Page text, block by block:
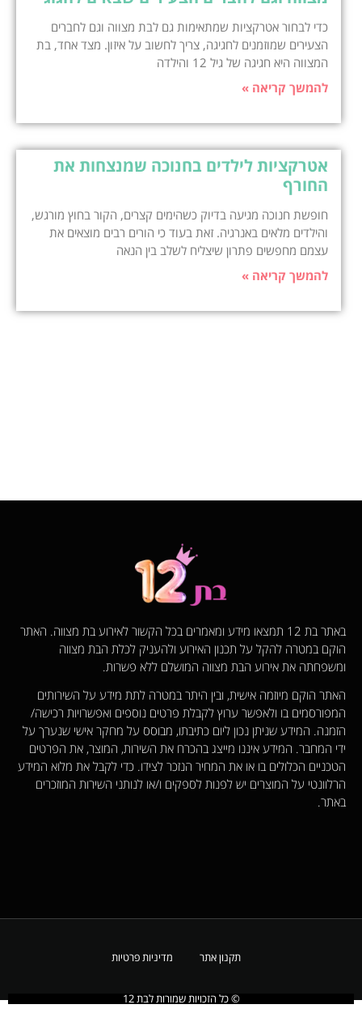
כדי לבחור אטרקציות שמתאימות גם לבת מצווה וגם לחברים
הצעירים שמוזמנים לחגיגה, צריך לחשוב על איזון. מצד אחד, בת
המצווה היא חגיגה של גיל 12 והילדה
להמשך קריאה »
אטרקציות לילדים בחנוכה שמנצחות את
החורף
חופשת חנוכה מגיעה בדיוק כשהימים קצרים, הקור בחוץ מורגש,
והילדים מלאים באנרגיה. זאת בעוד כי הורים רבים מוצאים את
עצמם מחפשים פתרון שיצליח לשלב בין הנאה
להמשך קריאה »
באתר בת 12 תמצאו מידע ומאמרים בכל הקשור לאירוע בת מצווה. האתר
הוקם במטרה להקל על תכנון האירוע ולהעניק לכלת הבת מצווה
ומשפחתה את אירוע הבת מצווה המושלם ללא פשרות.
האתר הוקם מיוזמה אישית, ובין היתר במטרה לתת מידע על השירותים
המפורסמים בו ולאפשר ערוץ לקבלת פרטים נוספים ואפשרויות רכישה/
הזמנה. המידע שניתן נכון ליום כתיבתו, מבוסס על מחקר אישי שנערך על
ידי המחבר. המידע איננו מייצג בהכרח את השירות, המוצר, את הפרטים
הטכניים הכלולים בו או את המחיר הנזכר לצידו. כדי לקבל את מלוא המידע
הרלוונטי על המוצרים יש לפנות לספקים ו/או לנותני השירות המוזכרים
באתר.
תקנון אתר מדיניות פרטיות
© כל הזכויות שמורות לבת 12​